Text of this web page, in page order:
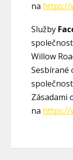
na https://
Služby
Willow
Sesbírané
Zásadami
na https://